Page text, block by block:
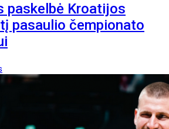
paskelbė Kroatijos
pasaulio čempionato